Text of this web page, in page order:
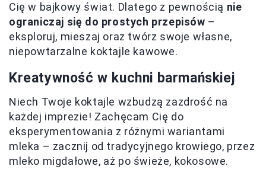
Cię w bajkowy świat. Dlatego z pewnością nie
ograniczaj się do prostych przepisów –
eksploruj, mieszaj oraz twórz swoje własne,
niepowtarzalne koktajle kawowe.
Kreatywność w kuchni barmańskiej
Niech Twoje koktajle wzbudzą zazdrość na
każdej imprezie! Zachęcam Cię do
eksperymentowania z różnymi wariantami
mleka – zacznij od tradycyjnego krowiego, przez
mleko migdałowe, aż po świeże, kokosowe.